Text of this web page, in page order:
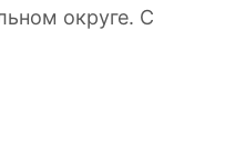
команде!
людей и
плавающими
округе. С